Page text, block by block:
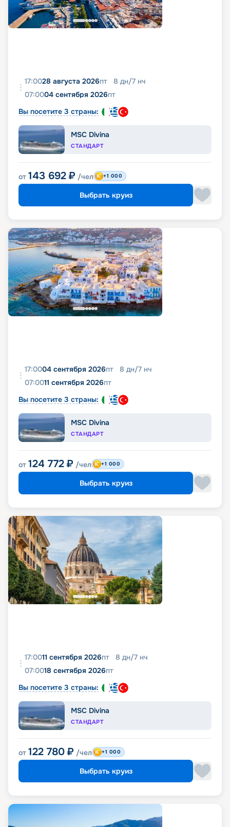
17:0028 августа 2026пт 8 дн/7 нч
07:0004 сентября 2026пт
Вы посетите 3 страны:
MSC Divina
СТАНДАРТ
от 143 692 ₽ /чел +1 000
Выбрать круиз
17:0004 сентября 2026пт 8 дн/7 нч
07:0011 сентября 2026пт
Вы посетите 3 страны:
MSC Divina
СТАНДАРТ
от 124 772 ₽ /чел +1 000
Выбрать круиз
17:0011 сентября 2026пт 8 дн/7 нч
07:0018 сентября 2026пт
Вы посетите 3 страны:
MSC Divina
СТАНДАРТ
от 122 780 ₽ /чел +1 000
Выбрать круиз